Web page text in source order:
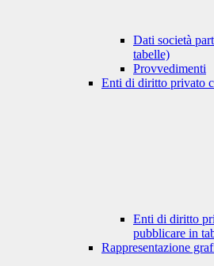
Dati società
tabelle)
Provvedimenti
Enti di diritto privato
Enti di diritto
pubblicare in
Rappresentazione